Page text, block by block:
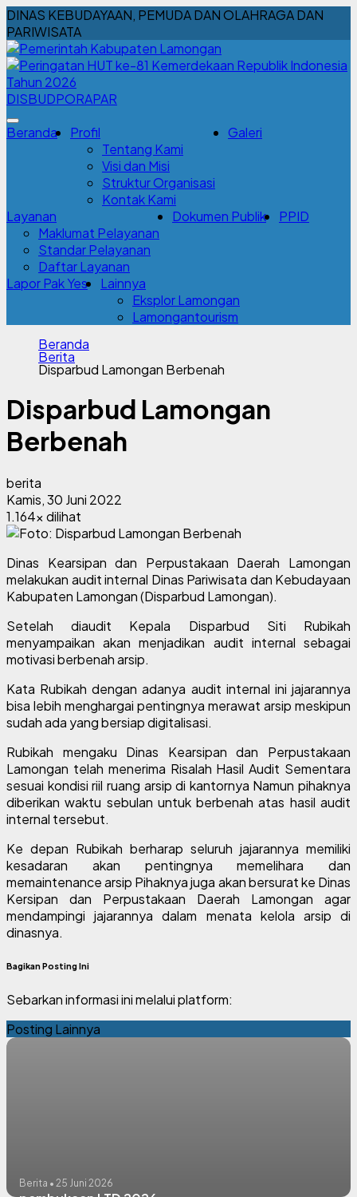
DINAS KEBUDAYAAN, PEMUDA DAN OLAHRAGA DAN
PARIWISATA
DISBUDPORAPAR
Beranda
Profil
Tentang Kami
Visi dan Misi
Struktur Organisasi
Kontak Kami
Galeri
Layanan
Maklumat Pelayanan
Standar Pelayanan
Daftar Layanan
Dokumen Publik PPID
Lapor Pak Yes
Lainnya
Eksplor Lamongan
Lamongantourism
Beranda
Berita
Disparbud Lamongan Berbenah
Disparbud Lamongan
Berbenah
berita
Kamis, 30 Juni 2022
1.164x dilihat
Dinas Kearsipan dan Perpustakaan Daerah Lamongan
melakukan audit internal Dinas Pariwisata dan Kebudayaan
Kabupaten Lamongan (Disparbud Lamongan).
Setelah diaudit Kepala Disparbud Siti Rubikah
menyampaikan akan menjadikan audit internal sebagai
motivasi berbenah arsip.
Kata Rubikah dengan adanya audit internal ini jajarannya
bisa lebih menghargai pentingnya merawat arsip meskipun
sudah ada yang bersiap digitalisasi.
Rubikah mengaku Dinas Kearsipan dan Perpustakaan
Lamongan telah menerima Risalah Hasil Audit Sementara
sesuai kondisi riil ruang arsip di kantornya Namun pihaknya
diberikan waktu sebulan untuk berbenah atas hasil audit
internal tersebut.
Ke depan Rubikah berharap seluruh jajarannya memiliki
kesadaran akan pentingnya memelihara dan
memaintenance arsip Pihaknya juga akan bersurat ke Dinas
Kersipan dan Perpustakaan Daerah Lamongan agar
mendampingi jajarannya dalam menata kelola arsip di
dinasnya.
Bagikan Posting Ini
Sebarkan informasi ini melalui platform:
Posting Lainnya
Berita • 25 Juni 2026